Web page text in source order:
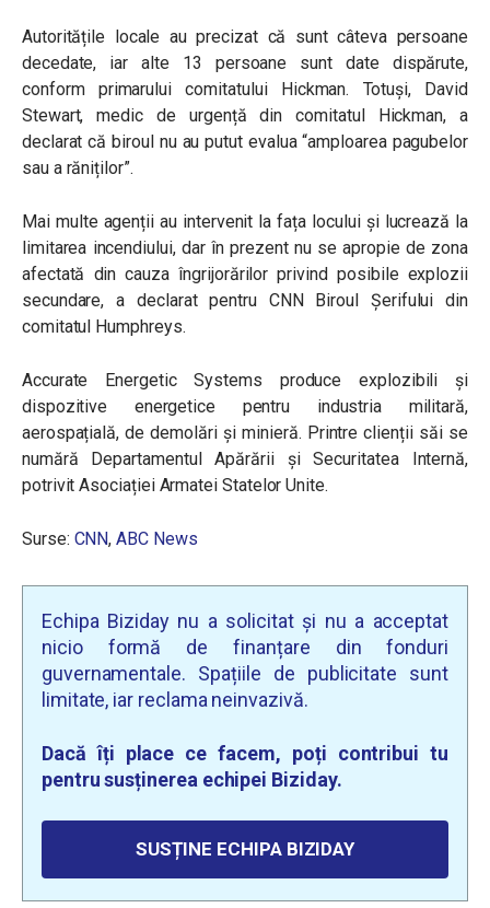
Autoritățile locale au precizat că sunt câteva persoane
decedate, iar alte 13 persoane sunt date dispărute,
conform primarului comitatului Hickman. Totuși, David
Stewart, medic de urgență din comitatul Hickman, a
declarat că biroul nu au putut evalua “amploarea pagubelor
sau a răniților”.
Mai multe agenții au intervenit la fața locului și lucrează la
limitarea incendiului, dar în prezent nu se apropie de zona
afectată din cauza îngrijorărilor privind posibile explozii
secundare, a declarat pentru CNN Biroul Șerifului din
comitatul Humphreys.
Accurate Energetic Systems produce explozibili și
dispozitive energetice pentru industria militară,
aerospațială, de demolări și minieră. Printre clienții săi se
numără Departamentul Apărării și Securitatea Internă,
potrivit Asociației Armatei Statelor Unite.
Surse: CNN,ABC News
Echipa Biziday nu a solicitat și nu a acceptat
nicio formă de finanțare din fonduri
guvernamentale. Spațiile de publicitate sunt
limitate, iar reclama neinvazivă.
Dacă îți place ce facem, poți contribui tu
pentru susținerea echipei Biziday.
SUSȚINE ECHIPA BIZIDAY